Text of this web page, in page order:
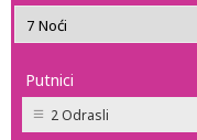
Putnici
2 Odrasli